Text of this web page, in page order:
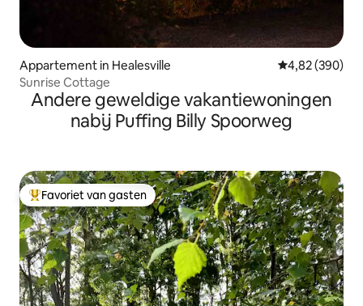
Appartement in Healesville Gemiddelde
4,82 (390)
Sunrise Cottage
Andere geweldige vakantiewoningen
nabij Puffing Billy Spoorweg
Topfavoriet van gasten
Favoriet van gasten